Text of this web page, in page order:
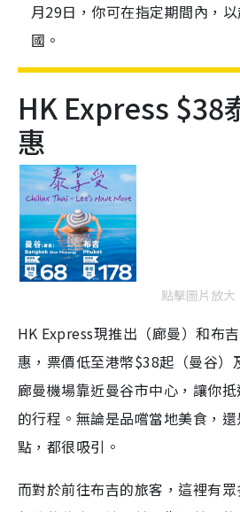
月29日，你可在指定期間內，
國。
HK Express $38
惠
點擊圖片放大
HK Express現推出（廊曼）和布
惠，票價低至港幣$38起（曼谷）
廊曼機場靠近曼谷市中心，讓你
的行程。無論是品嚐當地美食，
點，都很吸引。
而對於前往布吉的旅客，這裡有